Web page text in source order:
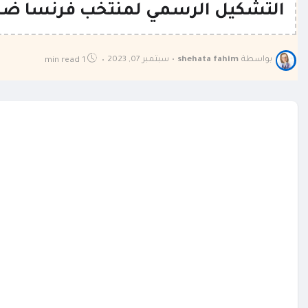
التشكيل الرسمي لمنتخب فرنسا ضد
بواسطة shehata fahim
• سبتمبر 07, 2023 •
1 min read